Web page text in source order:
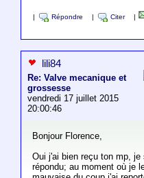
Répondre Citer
lili84
Re: Valve mecanique et
grossesse
vendredi 17 juillet 2015
20:00:46
Bonjour Florence,
Oui j'ai bien reçu ton mp,
répondu; au moment où je